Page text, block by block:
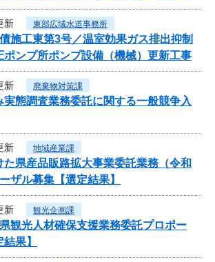
新 東部広域水道事務所
施工東第3号／温室効果ガス排出抑制
ンプ所ポンプ設備（機械）更新工事
新 廃棄物対策課
実態調査業務委託に関する一般競争入
新 地域産業課
た県産品販路拡大事業委託業務（令和
ザル募集【選定結果】
新 観光企画課
観光人材確保支援業務委託プロポー
果】